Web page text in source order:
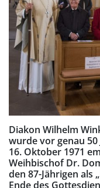
Diakon Wilhelm
wurde vor genau
16. Oktober 1971
Weihbischof Dr.
den 87-Jährigen als
Ende des